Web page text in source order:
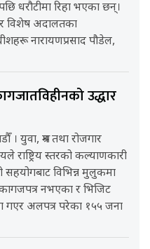
धरौटीमा रिहा भएका छन्।
विशेष अदालतका
नारायणप्रसाद पौडेल,
उद्धार
। युवा, श्रम तथा रोजगार
राष्ट्रिय स्तरको कल्याणकारी
सहयोगबाट विभिन्न मुलुकमा
नभएका र भिजिट
गएर अलपत्र परेका १५५ जना